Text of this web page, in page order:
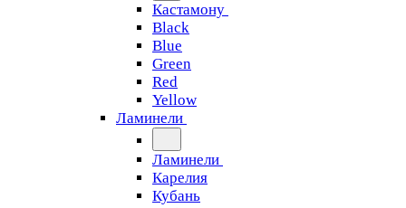
Кастамону
Black
Blue
Green
Red
Yellow
Ламинели
Ламинели
Карелия
Кубань